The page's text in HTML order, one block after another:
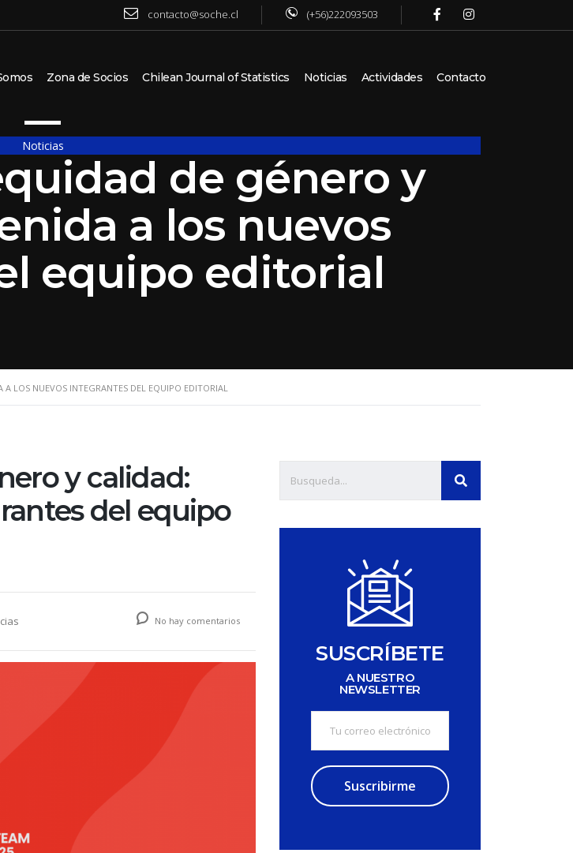
contacto@soche.cl (+56)222093503
Zona de Socios Chilean Journal of Statistics Noticias Actividades Contacto
Noticias
de género y
a los nuevos
equipo editorial
LOS NUEVOS INTEGRANTES DEL EQUIPO EDITORIAL
y calidad:
del equipo
No hay comentarios
SUSCRÍBETE
A NUESTRO
NEWSLETTER